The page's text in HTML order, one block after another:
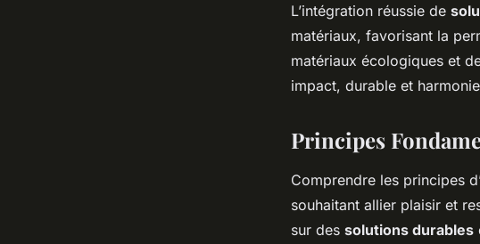
L’intégration réussie de
matériaux, favorisant la
matériaux écologiques et
impact, durable et
Principes
Comprendre les principes
souhaitant allier plaisir et
sur des solutions durables